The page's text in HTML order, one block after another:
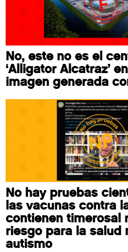
No, este no es el
‘Alligator Alcatraz’
imagen generada
No hay pruebas
las vacunas contra
contienen timerosal
riesgo para la salud
autismo